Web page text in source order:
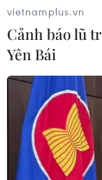
06/08/2026 16:03
Đức tuyên án
gây vụ lao xe
Munich
06/08/2026 15:57
vietnamplus.vn
Cảnh báo lũ
Yên Bái